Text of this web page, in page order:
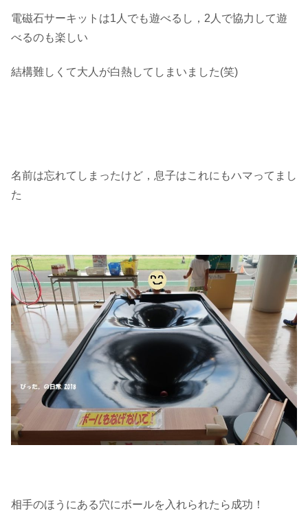
電磁石サーキットは1人でも遊べるし，2人で協力して遊
べるのも楽しい
結構難しくて大人が白熱してしまいました(笑)
名前は忘れてしまったけど，息子はこれにもハマってまし
た
相手のほうにある穴にボールを入れられたら成功！